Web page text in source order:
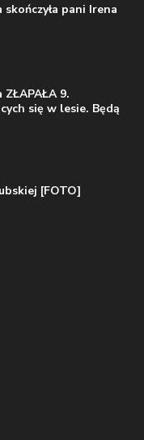
skończyła pani Irena
9.
się w lesie. Będą
[FOTO]